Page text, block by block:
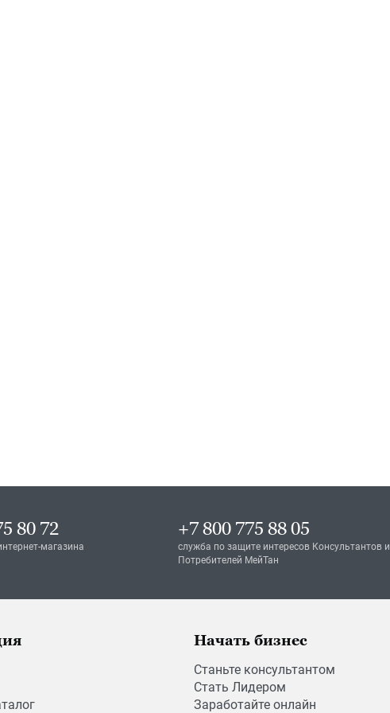
80 72
магазина
+7 800 775 88 05
служба по защите интересов Консультантов и
Потребителей МейТан
Начать бизнес
Станьте консультантом
Стать Лидером
Заработайте онлайн